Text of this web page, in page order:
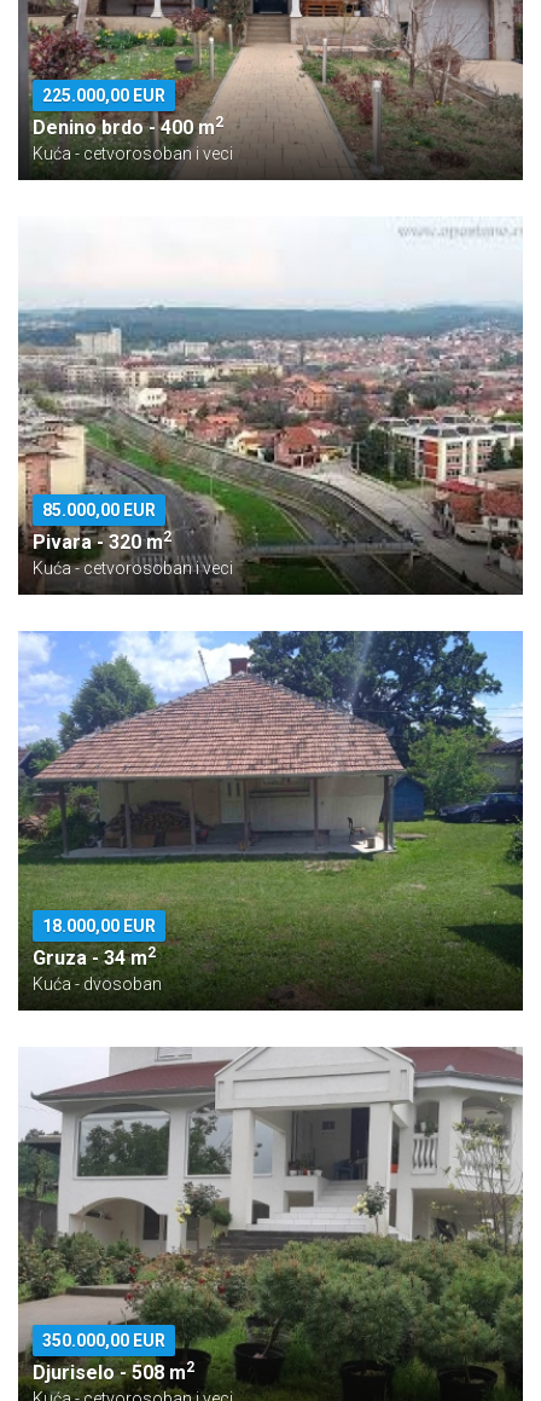
225.000,00 EUR
Denino brdo - 400 m2
Kuća - cetvorosoban i veci
85.000,00 EUR
Pivara - 320 m2
Kuća - cetvorosoban i veci
18.000,00 EUR
Gruza - 34 m2
Kuća - dvosoban
350.000,00 EUR
Djuriselo - 508 m2